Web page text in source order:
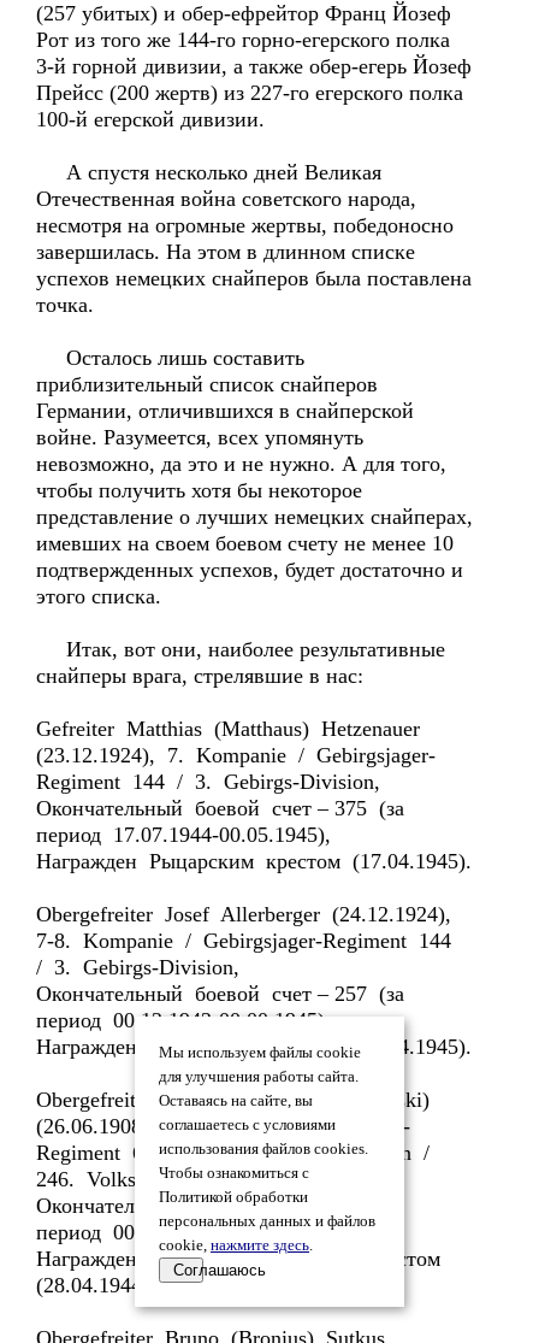
(257 убитых) и обер-ефрейтор Франц Йозеф
Рот из того же 144-го горно-егерского полка
3-й горной дивизии, а также обер-егерь Йозеф
Прейсс (200 жертв) из 227-го егерского полка
100-й егерской дивизии.
А спустя несколько дней Великая
Отечественная война советского народа,
несмотря на огромные жертвы, победоносно
завершилась. На этом в длинном списке
успехов немецких снайперов была поставлена
точка.
Осталось лишь составить
приблизительный список снайперов
Германии, отличившихся в снайперской
войне. Разумеется, всех упомянуть
невозможно, да это и не нужно. А для того,
чтобы получить хотя бы некоторое
представление о лучших немецких снайперах,
имевших на своем боевом счету не менее 10
подтвержденных успехов, будет достаточно и
этого списка.
Итак, вот они, наиболее результативные
снайперы врага, стрелявшие в нас:
Gefreiter Matthias (Matthaus) Hetzenauer
(23.12.1924), 7. Kompanie / Gebirgsjager-
Regiment 144 / 3. Gebirgs-Division,
Окончательный боевой счет – 375 (за
период 17.07.1944-00.05.1945),
Награжден Рыцарским крестом (17.04.1945).
Obergefreiter Josef Allerberger (24.12.1924),
7-8. Kompanie / Gebirgsjager-Regiment 144
/ 3. Gebirgs-Division,
Окончательный боевой счет – 257 (за
период 00.12.1942-00.00.1945).
Награжден Рыцарским крестом (20.04.1945).
Obergefreiter Georg Burdinski (Durdinski)
(26.06.1908), 5. Kompanie / Grenadier-
Regiment 689 / 246. Infanterie-Division /
246. Volks-Grenadier-Division,
Окончательный боевой счет – 246 (за
период 00.00.1943-00.04.1944),
Награжден Германским Золотым крестом
(28.04.1944).
Obergefreiter Bruno (Bronius) Sutkus
Мы используем файлы cookie
для улучшения работы сайта.
Оставаясь на сайте, вы
соглашаетесь с условиями
использования файлов cookies.
Чтобы ознакомиться с
Политикой обработки
персональных данных и файлов
cookie, нажмите здесь.
Соглашаюсь